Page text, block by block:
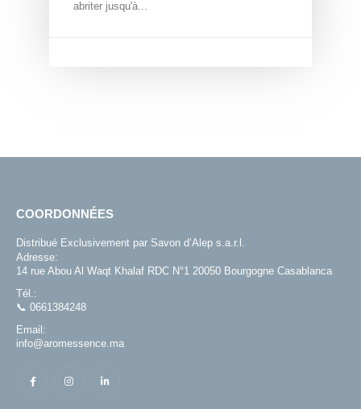
abriter jusqu'à...
COORDONNÉES
Distribué Exclusivement par Savon d’Alep s.a.r.l.
Adresse:
14 rue Abou Al Waqt Khalaf RDC N°1 20050 Bourgogne Casablanca
Tél.:
📞 0661384248
Email:
info@aromessence.ma